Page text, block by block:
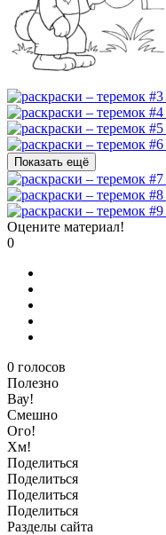
Показать ещё
Оцените материал!
0
0 голосов
Полезно
Вау!
Смешно
Ого!
Хм!
Поделиться
Поделиться
Поделиться
Поделиться
Разделы сайта